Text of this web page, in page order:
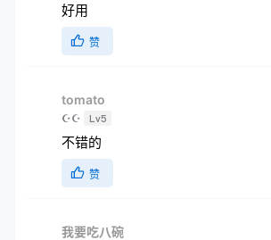
好用
赞
tomato
☪☪ Lv5
不错的
赞
我要吃八碗